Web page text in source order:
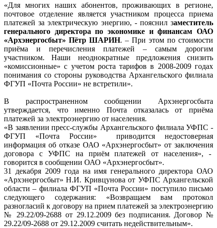
«Для многих наших абонентов, проживающих в регионе,
почтовое отделение является участником процесса приема
платежей за электрическую энергию, - пояснил заместитель
генерального директора по экономике и финансам ОАО
«Архэнергосбыт» Пётр ШАРИН. – При этом по стоимости
приёма и перечисления платежей – самым дорогим
участником. Наши неоднократные предложения снизить
«комиссионные» с учетом роста тарифов в 2008-2009 годах
понимания со стороны руководства Архангельского филиала
ФГУП «Почта России» не встретили».
В распространенном сообщении Архэнергосбыта
утверждается, что именно Почта отказалась от приёма
платежей за электроэнергию от населения.
«В заявлении пресс-службы Архангельского филиала УФПС -
ФГУП «Почта России» приводится недостоверная
информация об отказе ОАО «Архэнергосбыт» от заключения
договора с УФПС на приём платежей от населения», -
говорится в сообщении ОАО «Архэнергосбыт».
31 декабря 2009 года на имя генерального директора ОАО
«Архэнергосбыт» Н.И. Кривцунова от УФПС Архангельской
области – филиала ФГУП «Почта России» поступило письмо
следующего содержания: «Возвращаем вам протокол
разногласий к договору на прием платежей за электроэнергию
№ 29.22/09-2688 от 29.12.2009 без подписания. Договор №
29.22/09-2688 от 29.12.2009 считать недействительным».